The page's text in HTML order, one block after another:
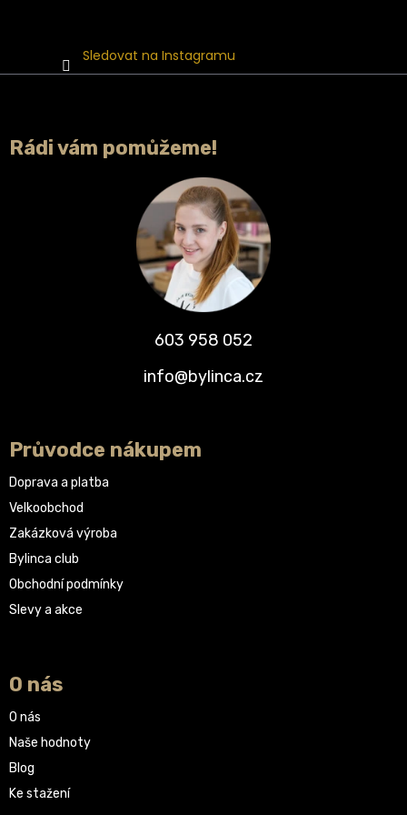
Sledovat na Instagramu
Rádi vám pomůžeme!
603 958 052
info@bylinca.cz
Průvodce nákupem
Doprava a platba
Velkoobchod
Zakázková výroba
Bylinca club
Obchodní podmínky
Slevy a akce
O nás
O nás
Naše hodnoty
Blog
Ke stažení